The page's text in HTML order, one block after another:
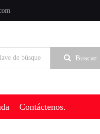
Buscar
Contáctenos.